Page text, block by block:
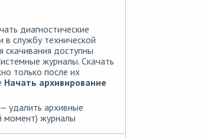
диагностические
службу технической
доступны
журналы. Скачать
только после их
Начать архивирование
— удалить архивные
момент) журналы